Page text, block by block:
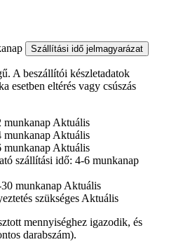
Szállítási idő jelmagyarázat
A beszállítói készletadatok
esetben eltérés vagy csúszás
munkanapAktuális
munkanapAktuális
munkanapAktuális
szállítási idő: 4-6 munkanap
munkanapAktuális
szükségesAktuális
mennyiséghez igazodik, és
darabszám).